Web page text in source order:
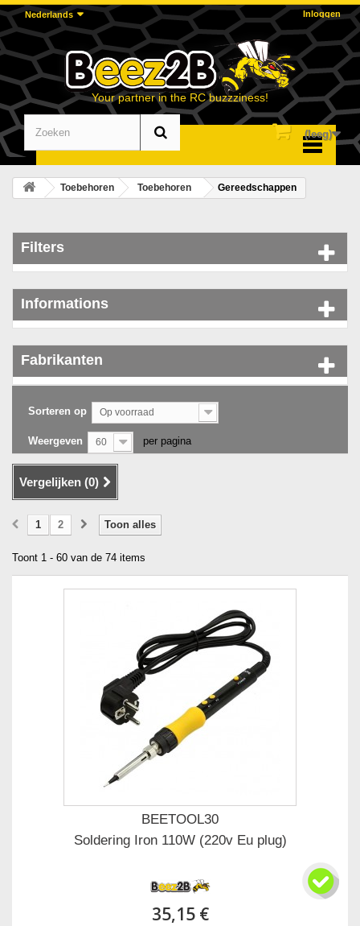
Inloggen
Nederlands
Your partner in the RC buzzziness!
(leeg)
Toebehoren Toebehoren Gereedschappen
Filters
Informations
Fabrikanten
Sorteren op Op voorraad
Weergeven 60 per pagina
Vergelijken (0)
Toon alles
1 2
Toont 1 - 60 van de 74 items
BEETOOL30
Soldering Iron 110W (220v Eu plug)
35,15 €